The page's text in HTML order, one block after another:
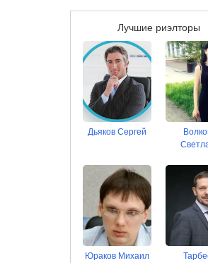
Лучшие риэлторы
Дьяков Сергей
Юраков Михаил